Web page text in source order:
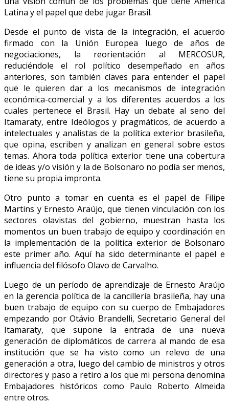
Latina y el papel que debe jugar Brasil.
Desde el punto de vista de la integración, el acuerdo
firmado con la Unión Europea luego de años de
negociaciones, la reorientación al MERCOSUR,
reduciéndole el rol político desempeñado en años
anteriores, son también claves para entender el papel
que le quieren dar a los mecanismos de integración
económica-comercial y a los diferentes acuerdos a los
cuales pertenece el Brasil. Hay un debate al seno del
Itamaraty, entre Ideólogos y pragmáticos, de acuerdo a
intelectuales y analistas de la política exterior brasileña,
que opina, escriben y analizan en general sobre estos
temas. Ahora toda política exterior tiene una cobertura
de ideas y/o visión y la de Bolsonaro no podía ser menos,
tiene su propia impronta.
Otro punto a tomar en cuenta es el papel de Filipe
Martins y Ernesto Araújo, que tienen vinculación con los
sectores olavistas del gobierno, muestran hasta los
momentos un buen trabajo de equipo y coordinación en
la implementación de la política exterior de Bolsonaro
este primer año. Aquí ha sido determinante el papel e
influencia del filósofo Olavo de Carvalho.
Luego de un período de aprendizaje de Ernesto Araújo
en la gerencia política de la cancillería brasileña, hay una
buen trabajo de equipo con su cuerpo de Embajadores
empezando por Otávio Brandelli, Secretario General del
Itamaraty, que supone la entrada de una nueva
generación de diplomáticos de carrera al mando de esa
institución que se ha visto como un relevo de una
generación a otra, luego del cambio de ministros y otros
directores y paso a retiro a los que mi persona denomina
Embajadores históricos como Paulo Roberto Almeida
entre otros.